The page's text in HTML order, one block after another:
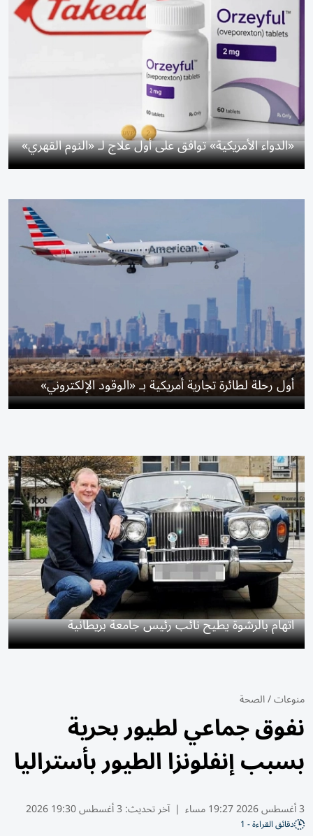
«الدواء الأمريكية» توافق على أول علاج لـ «النوم القهري»
أول رحلة لطائرة تجارية أمريكية بـ «الوقود الإلكتروني»
اتهام بالرشوة يطيح نائب رئيس جامعة بريطانية
منوعات/الصحة
نفوق جماعي لطيور بحرية
بسبب إنفلونزا الطيور بأستراليا
3 أغسطس 2026 19:27 مساء | آخر تحديث: 3 أغسطس 19:30 2026
دقائق القراءة - 1